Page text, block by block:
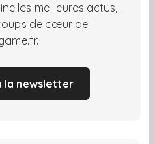
les meilleures actus,
de cœur de
la newsletter